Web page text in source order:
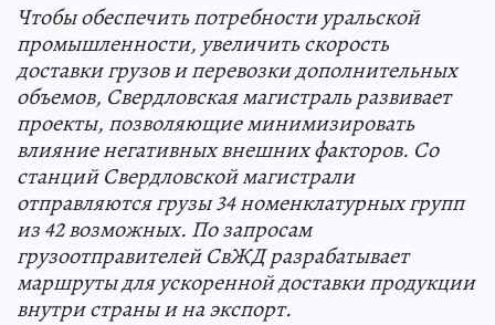
Чтобы обеспечить потребности уральской
промышленности, увеличить скорость
доставки грузов и перевозки дополнительных
объемов, Свердловская магистраль развивает
проекты, позволяющие минимизировать
влияние негативных внешних факторов. Со
станций Свердловской магистрали
отправляются грузы 34 номенклатурных групп
из 42 возможных. По запросам
грузоотправителей СвЖД разрабатывает
маршруты для ускоренной доставки продукции
внутри страны и на экспорт.